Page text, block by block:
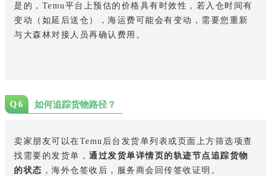
是的，Temu平台上预估的价格具有时效性，若入仓时间有
变动（如延后送仓），海运费可能会有变动，需要您重新
与大森林对接人员再确认费用。
Q6 如何追踪货物路径？
卖家朋友可以在Temu后台发货单列表或页面上方筛选项查
找需要的发货单， 通过发货单详情页的轨迹节点追踪货物
的状态 ，海外仓签收后，服务商会回传签收证明。